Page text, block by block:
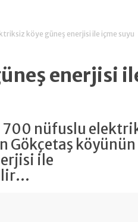
köye güneş enerjisi ile içme suyu
enerjisi
nüfuslu
Gökçetaş
ile